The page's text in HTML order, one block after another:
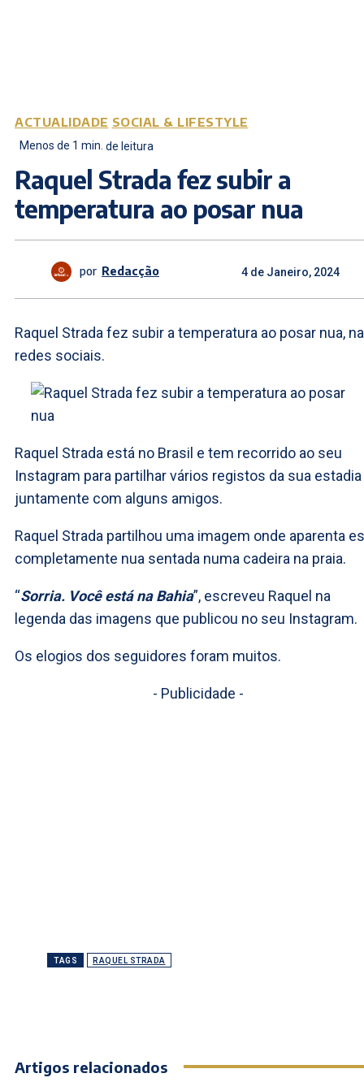
ACTUALIDADE SOCIAL & LIFESTYLE
Menos de 1 min. de leitura
Raquel Strada fez subir a
temperatura ao posar nua
por Redacção 4 de Janeiro, 2024
Raquel Strada fez subir a temperatura ao posar nua,
redes sociais.
Raquel Strada está no Brasil e tem recorrido ao seu
Instagram para partilhar vários registos da sua estadia
juntamente com alguns amigos.
Raquel Strada partilhou uma imagem onde aparenta
completamente nua sentada numa cadeira na praia.
“Sorria. Você está na Bahia”, escreveu Raquel na
legenda das imagens que publicou no seu Instagram.
Os elogios dos seguidores foram muitos.
- Publicidade -
TAGS RAQUEL STRADA
Artigos relacionados